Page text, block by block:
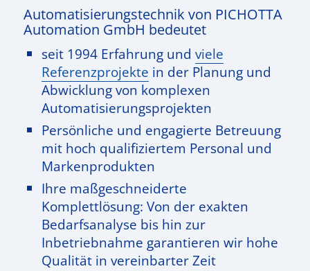
Automatisierungstechnik von PICHOTTA
Automation GmbH bedeutet
seit 1994 Erfahrung und viele
Referenzprojekte in der Planung und
Abwicklung von komplexen
Automatisierungsprojekten
Persönliche und engagierte Betreuung
mit hoch qualifiziertem Personal und
Markenprodukten
Ihre maßgeschneiderte
Komplettlösung: Von der exakten
Bedarfsanalyse bis hin zur
Inbetriebnahme garantieren wir hohe
Qualität in vereinbarter Zeit